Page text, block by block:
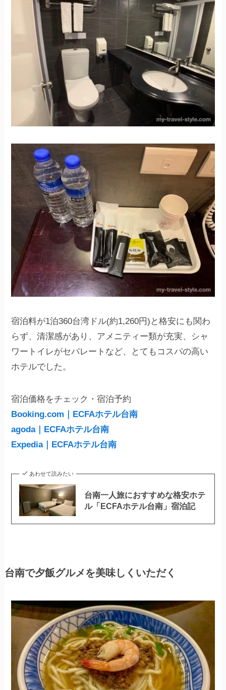
宿泊料が1泊360台湾ドル(約1,260円)と格安にも関わ
らず、清潔感があり、アメニティー類が充実、シャ
ワートイレがセパレートなど、とてもコスパの高い
ホテルでした。
宿泊価格をチェック・宿泊予約
Booking.com｜ECFAホテル台南
agoda｜ECFAホテル台南
Expedia｜ECFAホテル台南
あわせて読みたい
台南一人旅におすすめな格安ホテ
ル「ECFAホテル台南」宿泊記
台南で夕飯グルメを美味しくいただく